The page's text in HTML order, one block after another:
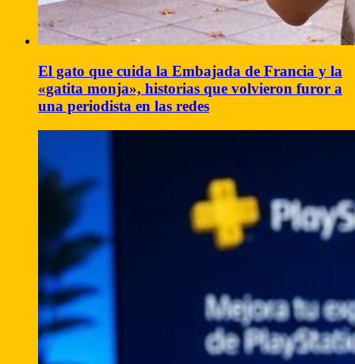
El gato que cuida la Embajada de Francia y la
«gatita monja», historias que volvieron furor a
una periodista en las redes